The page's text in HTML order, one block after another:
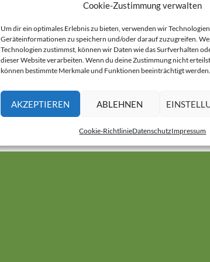
Cookie-Zustimmung verwalten
Um dir ein optimales Erlebnis zu bieten, verwenden wir
Geräteinformationen zu speichern und/oder darauf zuzugreifen.
Technologien zustimmst, können wir Daten wie das Surfverhalten
dieser Website verarbeiten. Wenn du deine Zustimmung nicht
können bestimmte Merkmale und Funktionen beeinträchtigt werden.
AKZEPTIEREN ABLEHNEN
Cookie-RichtlinieDatenschutzImpressum